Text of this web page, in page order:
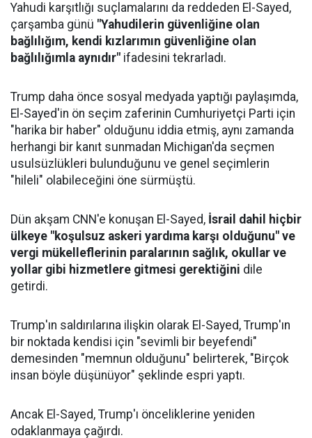
Yahudi karşıtlığı suçlamalarını da reddeden El-Sayed,
çarşamba günü "Yahudilerin güvenliğine olan
bağlılığım, kendi kızlarımın güvenliğine olan
bağlılığımla aynıdır" ifadesini tekrarladı.
Trump daha önce sosyal medyada yaptığı paylaşımda,
El-Sayed'in ön seçim zaferinin Cumhuriyetçi Parti için
"harika bir haber" olduğunu iddia etmiş, aynı zamanda
herhangi bir kanıt sunmadan Michigan'da seçmen
usulsüzlükleri bulunduğunu ve genel seçimlerin
"hileli" olabileceğini öne sürmüştü.
Dün akşam CNN'e konuşan El-Sayed, İsrail dahil hiçbir
ülkeye "koşulsuz askeri yardıma karşı olduğunu" ve
vergi mükelleflerinin paralarının sağlık, okullar ve
yollar gibi hizmetlere gitmesi gerektiğini dile
getirdi.
Trump'ın saldırılarına ilişkin olarak El-Sayed, Trump'ın
bir noktada kendisi için "sevimli bir beyefendi"
demesinden "memnun olduğunu" belirterek, "Birçok
insan böyle düşünüyor" şeklinde espri yaptı.
Ancak El-Sayed, Trump'ı önceliklerine yeniden
odaklanmaya çağırdı.